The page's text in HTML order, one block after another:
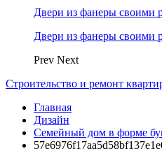
Двери из фанеры своими
Двери из фанеры своими
Prev Next
Строительство и ремонт
Главная
Дизайн
Семейный дом в форме